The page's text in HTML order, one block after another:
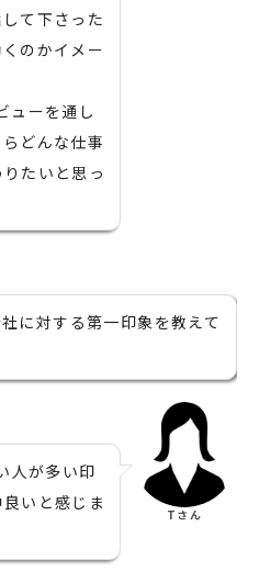
て下さった
のかイメー
ューを通し
どんな仕事
たいと思っ
に対する第一印象を教えて
人が多い印
いと感じま
Tさん